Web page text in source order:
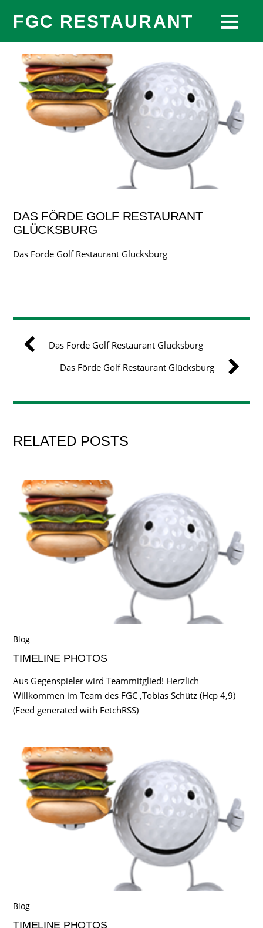
FGC RESTAURANT
DAS FÖRDE GOLF RESTAURANT
GLÜCKSBURG
Das Förde Golf Restaurant Glücksburg
Das Förde Golf Restaurant Glücksburg
Das Förde Golf Restaurant Glücksburg
RELATED POSTS
Blog
TIMELINE PHOTOS
Aus Gegenspieler wird Teammitglied! Herzlich
Willkommen im Team des FGC ,Tobias Schütz (Hcp 4,9)
(Feed generated with FetchRSS)
Blog
TIMELINE PHOTOS